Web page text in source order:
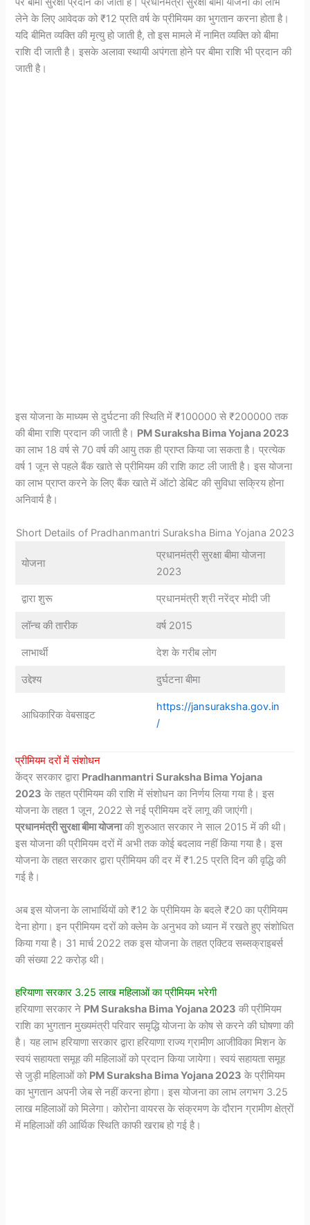
लेने के लिए आवेदक को ₹12 प्रति वर्ष के प्रीमियम का भुगतान करना होता है।
यदि बीमित व्यक्ति की मृत्यु हो जाती है, तो इस मामले में नामित व्यक्ति को बीमा
राशि दी जाती है। इसके अलावा स्थायी अपंगता होने पर बीमा राशि भी प्रदान की
जाती है।
इस योजना के माध्यम से दुर्घटना की स्थिति में ₹100000 से ₹200000 तक
की बीमा राशि प्रदान की जाती है। PM Suraksha Bima Yojana 2023
का लाभ 18 वर्ष से 70 वर्ष की आयु तक ही प्राप्त किया जा सकता है। प्रत्येक
वर्ष 1 जून से पहले बैंक खाते से प्रीमियम की राशि काट ली जाती है। इस योजना
का लाभ प्राप्त करने के लिए बैंक खाते में ऑटो डेबिट की सुविधा सक्रिय होना
अनिवार्य है।
Short Details of Pradhanmantri Suraksha Bima Yojana 2023
योजना
प्रधानमंत्री सुरक्षा बीमा योजना
2023
द्वारा शुरू प्रधानमंत्री श्री नरेंद्र मोदी जी
लॉन्च की तारीक वर्ष 2015
लाभार्थी देश के गरीब लोग
उद्देश्य दुर्घटना बीमा
आधिकारिक वेबसाइट
https://jansuraksha.gov.in
/
प्रीमियम दरों में संशोधन
केंद्र सरकार द्वारा Pradhanmantri Suraksha Bima Yojana
2023 के तहत प्रीमियम की राशि में संशोधन का निर्णय लिया गया है। इस
योजना के तहत 1 जून, 2022 से नई प्रीमियम दरें लागू की जाएंगी।
प्रधानमंत्री सुरक्षा बीमा योजनाकी शुरुआत सरकार ने साल 2015 में की थी।
इस योजना की प्रीमियम दरों में अभी तक कोई बदलाव नहीं किया गया है। इस
योजना के तहत सरकार द्वारा प्रीमियम की दर में ₹1.25 प्रति दिन की वृद्धि की
गई है।
अब इस योजना के लाभार्थियों को ₹12 के प्रीमियम के बदले ₹20 का प्रीमियम
देना होगा। इन प्रीमियम दरों को क्लेम के अनुभव को ध्यान में रखते हुए संशोधित
किया गया है। 31 मार्च 2022 तक इस योजना के तहत एक्टिव सब्सक्राइबर्स
की संख्या 22 करोड़ थी।
हरियाणा सरकार 3.25 लाख महिलाओं का प्रीमियम भरेगी
हरियाणा सरकार ने PM Suraksha Bima Yojana 2023 की प्रीमियम
राशि का भुगतान मुख्यमंत्री परिवार समृद्धि योजना के कोष से करने की घोषणा की
है। यह लाभ हरियाणा सरकार द्वारा हरियाणा राज्य ग्रामीण आजीविका मिशन के
स्वयं सहायता समूह की महिलाओं को प्रदान किया जायेगा। स्वयं सहायता समूह
से जुड़ी महिलाओं को PM Suraksha Bima Yojana 2023 के प्रीमियम
का भुगतान अपनी जेब से नहीं करना होगा। इस योजना का लाभ लगभग 3.25
लाख महिलाओं को मिलेगा। कोरोना वायरस के संक्रमण के दौरान ग्रामीण क्षेत्रों
में महिलाओं की आर्थिक स्थिति काफी खराब हो गई है।